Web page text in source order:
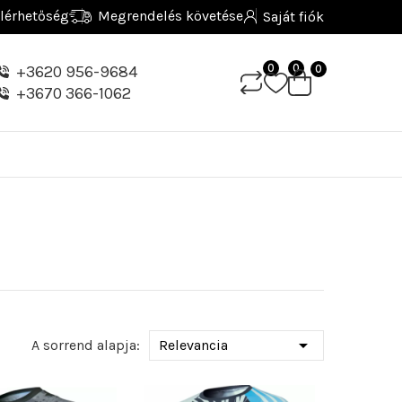
Megrendelés követése Saját fiók
+3620 956-9684
+3670 366-1062
0 0 0
A sorrend alapja: Relevancia 